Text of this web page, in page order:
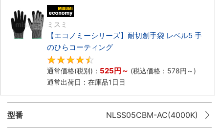
ミスミ
【エコノミーシリーズ】耐切創手袋 レベル5 手
のひらコーティング
通常価格(税別)： 525円 ～ (税込価格： 578円 ～)
通常出荷日：在庫品1日目
型番 NLSS05CBM-AC(4000K)